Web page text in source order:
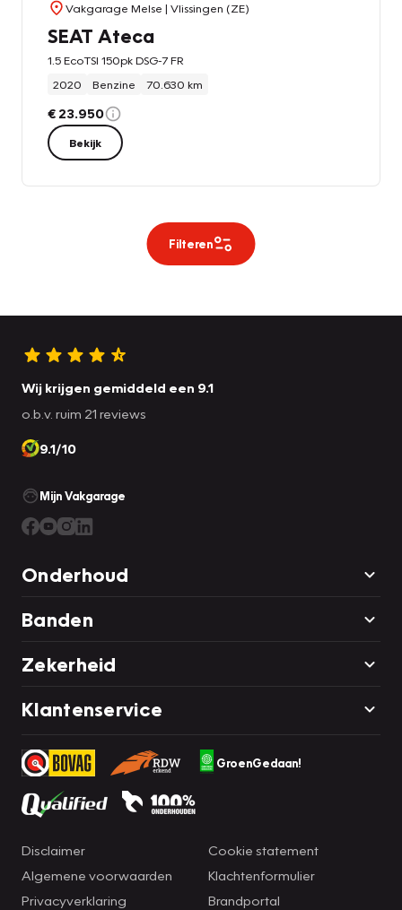
Vakgarage Melse | Vlissingen (ZE)
SEAT Ateca
1.5 EcoTSI 150pk DSG-7 FR
2020
Benzine 70.630 km
€ 23.950
Bekijk
Filteren
Wij krijgen gemiddeld een 9.1
o.b.v. ruim 21 reviews
9.1/10
Mijn Vakgarage
Onderhoud
Banden
Zekerheid
Klantenservice
GroenGedaan!
Disclaimer
Algemene voorwaarden
Privacyverklaring
Cookie statement
Klachtenformulier
Brandportal